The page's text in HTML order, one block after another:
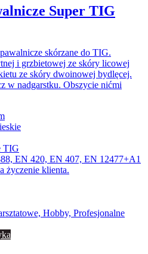
Super TIG
skórzane do TIG.
i grzbietowej ze skóry licowej
ze skóry dwoinowej bydlęcej.
w nadgarstku. Obszycie nićmi
TIG
EN 420, EN 407, EN 12477+A1
życzenie klienta.
Hobby, Profesjonalne